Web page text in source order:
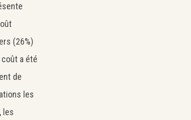
(26%)
a été
de
les
les